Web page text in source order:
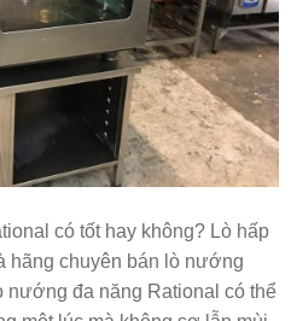
có tốt hay không? Lò hấp
hãng chuyên bán lò nướng
đa năng Rational có thể